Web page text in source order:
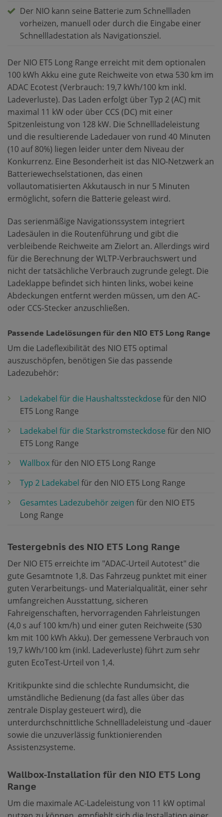
Der NIO kann seine Batterie zum Schnellladen
vorheizen, manuell oder durch die Eingabe einer
Schnellladestation als Navigationsziel.
Der NIO ET5 Long Range erreicht mit dem optionalen
100 kWh Akku eine gute Reichweite von etwa 530 km im
ADAC Ecotest (Verbrauch: 19,7 kWh/100 km inkl.
Ladeverluste). Das Laden erfolgt über Typ 2 (AC) mit
maximal 11 kW oder über CCS (DC) mit einer
Spitzenleistung von 128 kW. Die Schnellladeleistung
und die resultierende Ladedauer von rund 40 Minuten
(10 auf 80%) liegen leider unter dem Niveau der
Konkurrenz. Eine Besonderheit ist das NIO-Netzwerk an
Batteriewechselstationen, das einen
vollautomatisierten Akkutausch in nur 5 Minuten
ermöglicht, sofern die Batterie geleast wird.
Das serienmäßige Navigationssystem integriert
Ladesäulen in die Routenführung und gibt die
verbleibende Reichweite am Zielort an. Allerdings wird
für die Berechnung der WLTP-Verbrauchswert und
nicht der tatsächliche Verbrauch zugrunde gelegt. Die
Ladeklappe befindet sich hinten links, wobei keine
Abdeckungen entfernt werden müssen, um den AC-
oder CCS-Stecker anzuschließen.
Passende Ladelösungen für den NIO ET5 Long Range
Um die Ladeflexibilität des NIO ET5 optimal
auszuschöpfen, benötigen Sie das passende
Ladezubehör:
Ladekabel für die Haushaltssteckdose für den NIO
ET5 Long Range
Ladekabel für die Starkstromsteckdose für den NIO
ET5 Long Range
Wallboxfür den NIO ET5 Long Range
Typ 2 Ladekabel für den NIO ET5 Long Range
Gesamtes Ladezubehör zeigen für den NIO ET5
Long Range
Testergebnis des NIO ET5 Long Range
Der NIO ET5 erreichte im "ADAC-Urteil Autotest" die
gute Gesamtnote 1,8. Das Fahrzeug punktet mit einer
guten Verarbeitungs- und Materialqualität, einer sehr
umfangreichen Ausstattung, sicheren
Fahreigenschaften, hervorragenden Fahrleistungen
(4,0 s auf 100 km/h) und einer guten Reichweite (530
km mit 100 kWh Akku). Der gemessene Verbrauch von
19,7 kWh/100 km (inkl. Ladeverluste) führt zum sehr
guten EcoTest-Urteil von 1,4.
Kritikpunkte sind die schlechte Rundumsicht, die
umständliche Bedienung (da fast alles über das
zentrale Display gesteuert wird), die
unterdurchschnittliche Schnellladeleistung und -dauer
sowie die unzuverlässig funktionierenden
Assistenzsysteme.
Wallbox-Installation für den NIO ET5 Long
Range
Um die maximale AC-Ladeleistung von 11 kW optimal